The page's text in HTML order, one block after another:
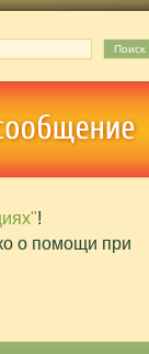
!
о помощи при